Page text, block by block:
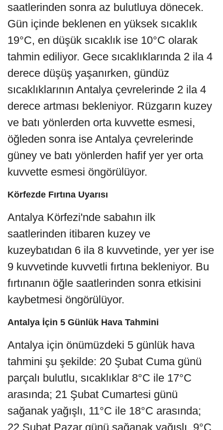
saatlerinden sonra az bulutluya dönecek.
Gün içinde beklenen en yüksek sıcaklık
19°C, en düşük sıcaklık ise 10°C olarak
tahmin ediliyor. Gece sıcaklıklarında 2 ila 4
derece düşüş yaşanırken, gündüz
sıcaklıklarının Antalya çevrelerinde 2 ila 4
derece artması bekleniyor. Rüzgarın kuzey
ve batı yönlerden orta kuvvette esmesi,
öğleden sonra ise Antalya çevrelerinde
güney ve batı yönlerden hafif yer yer orta
kuvvette esmesi öngörülüyor.
Körfezde Fırtına Uyarısı
Antalya Körfezi'nde sabahın ilk
saatlerinden itibaren kuzey ve
kuzeybatıdan 6 ila 8 kuvvetinde, yer yer ise
9 kuvvetinde kuvvetli fırtına bekleniyor. Bu
fırtınanın öğle saatlerinden sonra etkisini
kaybetmesi öngörülüyor.
Antalya İçin 5 Günlük Hava Tahmini
Antalya için önümüzdeki 5 günlük hava
tahmini şu şekilde: 20 Şubat Cuma günü
parçalı bulutlu, sıcaklıklar 8°C ile 17°C
arasında; 21 Şubat Cumartesi günü
sağanak yağışlı, 11°C ile 18°C arasında;
22 Şubat Pazar günü sağanak yağışlı, 9°C